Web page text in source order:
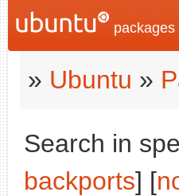
packages
» Ubuntu »
Search in
backports] [